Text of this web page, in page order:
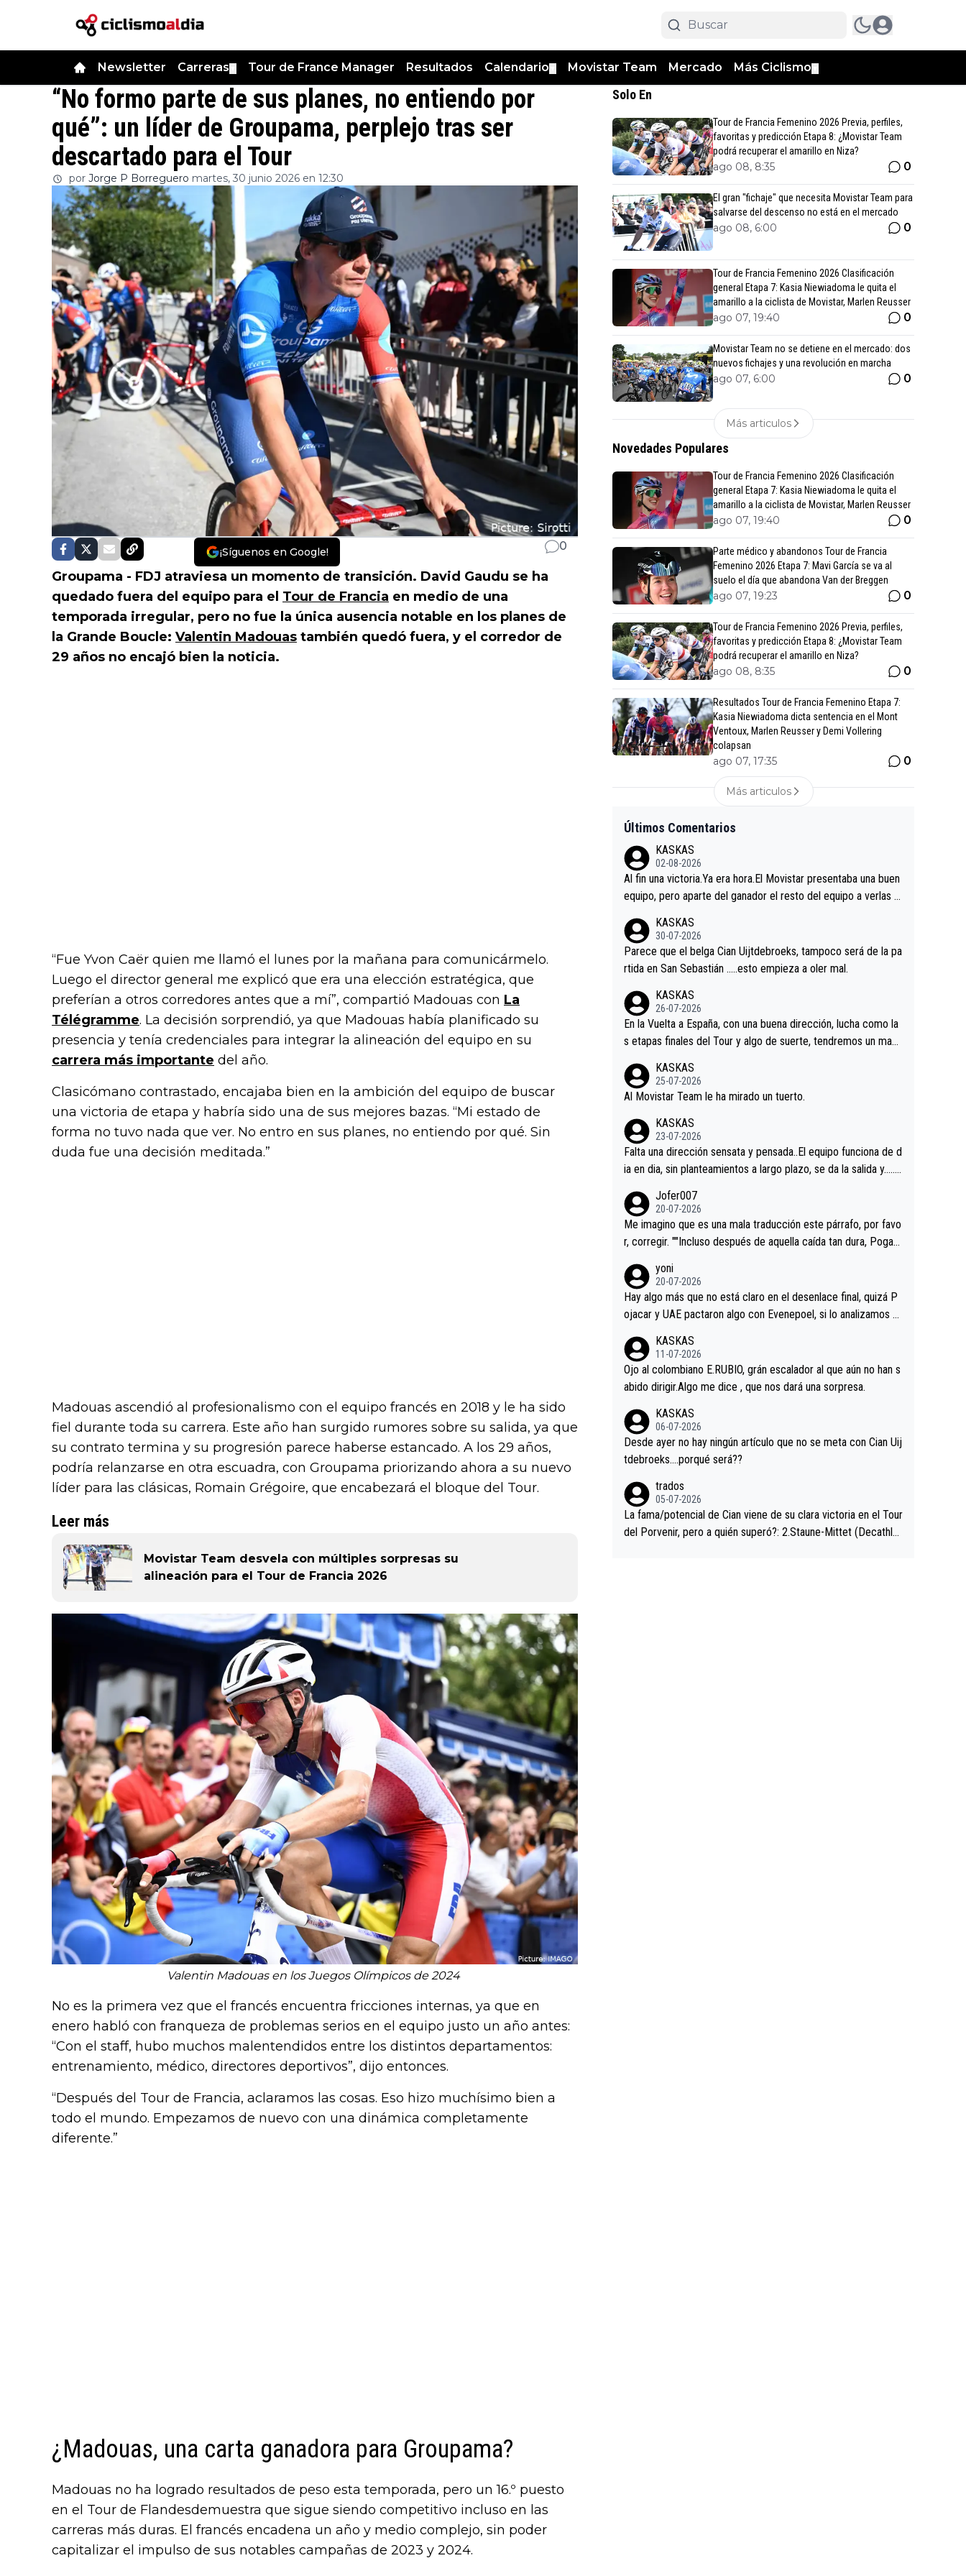
Newsletter Carreras Tour de France Manager Resultados Calendario Movistar Team Mercado Más Ciclismo
“No formo parte de sus planes, no entiendo por
qué”: un líder de Groupama, perplejo tras ser
descartado para el Tour
por Jorge P Borreguero martes, 30 junio 2026 en 12:30
¡Síguenos en Google! 0
Groupama - FDJ atraviesa un momento de transición. David Gaudu se ha
quedado fuera del equipo para el Tour de Francia en medio de una
temporada irregular, pero no fue la única ausencia notable en los planes de
la Grande Boucle: Valentin Madouas también quedó fuera, y el corredor de
29 años no encajó bien la noticia.
“Fue Yvon Caër quien me llamó el lunes por la mañana para comunicármelo.
Luego el director general me explicó que era una elección estratégica, que
preferían a otros corredores antes que a mí”, compartió Madouas con La
Télégramme. La decisión sorprendió, ya que Madouas había planificado su
presencia y tenía credenciales para integrar la alineación del equipo en su
carrera más importante del año.
Clasicómano contrastado, encajaba bien en la ambición del equipo de buscar
una victoria de etapa y habría sido una de sus mejores bazas. “Mi estado de
forma no tuvo nada que ver. No entro en sus planes, no entiendo por qué. Sin
duda fue una decisión meditada.”
Madouas ascendió al profesionalismo con el equipo francés en 2018 y le ha sido
fiel durante toda su carrera. Este año han surgido rumores sobre su salida, ya que
su contrato termina y su progresión parece haberse estancado. A los 29 años,
podría relanzarse en otra escuadra, con Groupama priorizando ahora a su nuevo
líder para las clásicas, Romain Grégoire, que encabezará el bloque del Tour.
Leer más
Movistar Team desvela con múltiples sorpresas su
alineación para el Tour de Francia 2026
Valentin Madouas en los Juegos Olímpicos de 2024
No es la primera vez que el francés encuentra fricciones internas, ya que en
enero habló con franqueza de problemas serios en el equipo justo un año antes:
“Con el staff, hubo muchos malentendidos entre los distintos departamentos:
entrenamiento, médico, directores deportivos”, dijo entonces.
“Después del Tour de Francia, aclaramos las cosas. Eso hizo muchísimo bien a
todo el mundo. Empezamos de nuevo con una dinámica completamente
diferente.”
¿Madouas, una carta ganadora para Groupama?
Madouas no ha logrado resultados de peso esta temporada, pero un 16.º puesto
en el Tour de Flandesdemuestra que sigue siendo competitivo incluso en las
carreras más duras. El francés encadena un año y medio complejo, sin poder
capitalizar el impulso de sus notables campañas de 2023 y 2024.
Solo En
Tour de Francia Femenino 2026 Previa, perfiles,
favoritas y predicción Etapa 8: ¿Movistar Team
podrá recuperar el amarillo en Niza?
ago 08, 8:35 0
El gran "fichaje" que necesita Movistar Team para
salvarse del descenso no está en el mercado
ago 08, 6:00 0
Tour de Francia Femenino 2026 Clasificación
general Etapa 7: Kasia Niewiadoma le quita el
amarillo a la ciclista de Movistar, Marlen Reusser
ago 07, 19:40 0
Movistar Team no se detiene en el mercado: dos
nuevos fichajes y una revolución en marcha
ago 07, 6:00 0
Más articulos
Novedades Populares
Tour de Francia Femenino 2026 Clasificación
general Etapa 7: Kasia Niewiadoma le quita el
amarillo a la ciclista de Movistar, Marlen Reusser
ago 07, 19:40 0
Parte médico y abandonos Tour de Francia
Femenino 2026 Etapa 7: Mavi García se va al
suelo el día que abandona Van der Breggen
ago 07, 19:23 0
Tour de Francia Femenino 2026 Previa, perfiles,
favoritas y predicción Etapa 8: ¿Movistar Team
podrá recuperar el amarillo en Niza?
ago 08, 8:35 0
Resultados Tour de Francia Femenino Etapa 7:
Kasia Niewiadoma dicta sentencia en el Mont
Ventoux, Marlen Reusser y Demi Vollering
colapsan
ago 07, 17:35 0
Más articulos
Últimos Comentarios
KASKAS
02-08-2026
Al fin una victoria.Ya era hora.El Movistar presentaba una buen
equipo, pero aparte del ganador el resto del equipo a verlas v
es.La única buena noticia es la mejoría de Enric Más en San S
ebastian.Si en la Vuelta a Burgos sigue la mejoría, podríamos t
ener alguna sorpresa en la Vuelta.Ojalá.
KASKAS
30-07-2026
Parece que el belga Cian Uijtdebroeks, tampoco será de la pa
rtida en San Sebastián …..esto empieza a oler mal.
KASKAS
26-07-2026
En la Vuelta a España, con una buena dirección, lucha como la
s etapas finales del Tour y algo de suerte, tendremos un magn
KASKAS
25-07-2026
Al Movistar Team le ha mirado un tuerto.
KASKAS
23-07-2026
Falta una dirección sensata y pensada..El equipo funciona de d
ia en dia, sin planteamientos a largo plazo, se da la salida y…..v
a, Minguez, Velez etc etc.Me da pena vivir estos momentos t
an tristes sin victorias.
Jofer007
20-07-2026
Me imagino que es una mala traducción este párrafo, por favo
r, corregir. ""Incluso después de aquella caída tan dura, Pogac
rd permaneció pegado a su rueda. Parecía increíble la forma
en la que era capaz de controlar el miedo", recordó."
yoni
20-07-2026
Hay algo más que no está claro en el desenlace final, quizá P
ojacar y UAE pactaron algo con Evenepoel, si lo analizamos P
casi sin pedalear, luego está el saludo con Evenepoel dándose
la mano de una manera muy fraternal, más allá de los típicos t
oques en el hombro con que saludaba a Vingegard. Ahí hubo u
o aprieta, a ver si por querer poner a Del Toro con calzador e
n posición de podio UAE y Pojacar se van complicar el tour.
KASKAS
11-07-2026
Ojo al colombiano E.RUBIO, grán escalador al que aún no han s
abido dirigir.Algo me dice , que nos dará una sorpresa.
KASKAS
06-07-2026
Desde ayer no hay ningún artículo que no se meta con Cian Uij
tdebroeks….porqué será??
trados
05-07-2026
La fama/potencial de Cian viene de su clara victoria en el Tour
del Porvenir, pero a quién superó?: 2.Staune-Mittet (Decathlo